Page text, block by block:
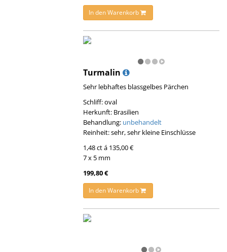
In den Warenkorb
Turmalin
Sehr lebhaftes blassgelbes Pärchen
Schliff: oval
Herkunft: Brasilien
Behandlung: unbehandelt
Reinheit: sehr, sehr kleine Einschlüsse
1,48 ct á 135,00 €
7 x 5 mm
199,80 €
In den Warenkorb